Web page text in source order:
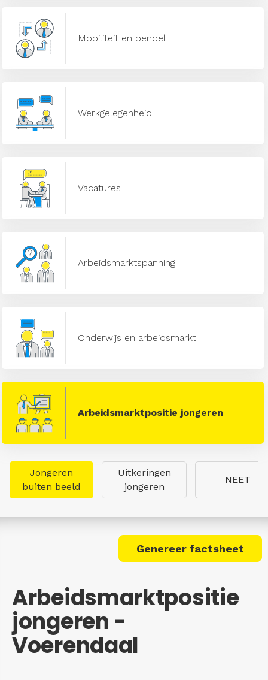
Mobiliteit en pendel
Werkgelegenheid
Vacatures
Arbeidsmarktspanning
Onderwijs en arbeidsmarkt
Arbeidsmarktpositie jongeren
Jongeren
buiten beeld
Uitkeringen
jongeren
NEET
Genereer factsheet
Arbeidsmarktpositie
jongeren -
Voerendaal